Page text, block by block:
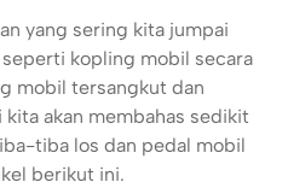
yang sering kita jumpai
kopling mobil secara
mobil tersangkut dan
akan membahas sedikit
tiba los dan pedal mobil
berikut ini.